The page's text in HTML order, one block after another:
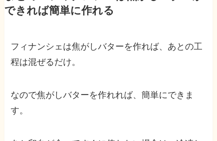
できれば簡単に作れる
フィナンシェは焦がしバターを作れば、あとの工
程は混ぜるだけ。
なので焦がしバターを作れれば、簡単にできま
す。